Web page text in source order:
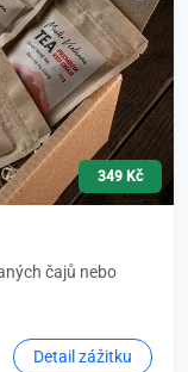
349 Kč
čajů nebo
Detail zážitku